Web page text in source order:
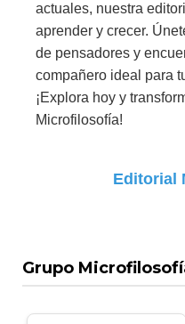
actuales, nuestra
aprender y crecer.
de pensadores y
compañero ideal para
¡Explora hoy y
Microfilosofía!
Editorial
Grupo